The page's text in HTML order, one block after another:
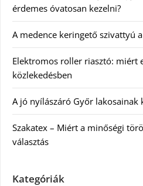
érdemes óvatosan kezelni?
A medence keringető szivattyú
Elektromos roller riasztó: miért
közlekedésben
A jó nyílászáró Győr
Szakatex – Miért a minőségi
választás
Kategóriák